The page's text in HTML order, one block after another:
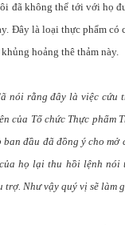
đã không thể tới với họ
Đây là loại thực phẩm có
hoảng thê thảm này.
nói rằng đây là việc cứu
của Tổ chức Thực
đầu đã đồng ý cho
họ lại thu hồi lệnh nói
trợ. Như vậy quý vị sẽ làm